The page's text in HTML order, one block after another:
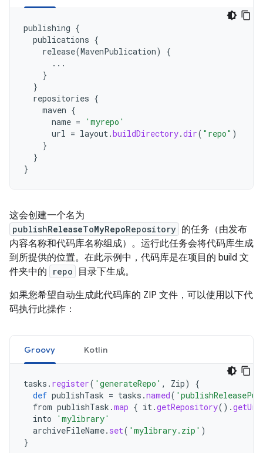
publishing {
publications {
release(MavenPublication)
{
...
}
}
repositories {
maven {
name =
'myrepo'
url = layout.buildDirectory.dir( "repo" )
}
}
}
这会创建一个名为
publishReleaseToMyRepoRepository 的任务（由发布
内容名称和代码库名称组成）。运行此任务会将代码库生成
到所提供的位置。在此示例中，代码库是在项目的 build 文
件夹中的
repo
目录下生成。
如果您希望自动生成此代码库的 ZIP 文件，可以使用以下代
码执行此操作：
Groovy Kotlin
tasks . register( 'generateRepo' , Zip)
{
def publishTask = tasks .named(
from publishTask .map { it.getRepository().getUrl
into
'mylibrary'
archiveFileName. set( 'mylibrary.zip' )
}